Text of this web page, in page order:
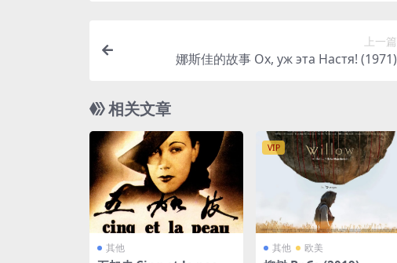
上一篇
娜斯佳的故事 Ох, уж эта Настя! (1971)
相关文章
其他
VIP
其他 欧美